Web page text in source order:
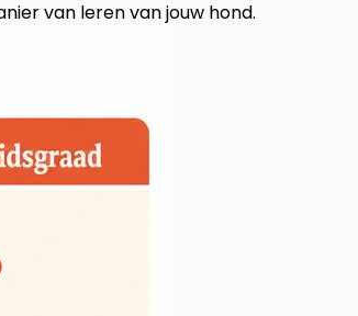
van leren van jouw hond.